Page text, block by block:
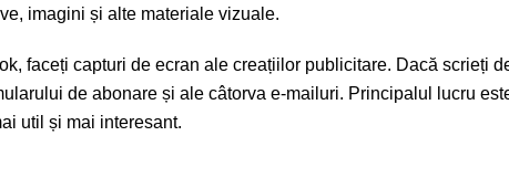
imagini și alte materiale vizuale.
faceți capturi de ecran ale creațiilor publicitare. Dacă scrieți
de abonare și ale câtorva e-mailuri. Principalul lucru
util și mai interesant.